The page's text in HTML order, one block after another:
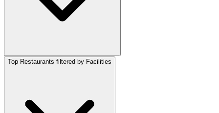
Top Restaurants filtered by Facilities